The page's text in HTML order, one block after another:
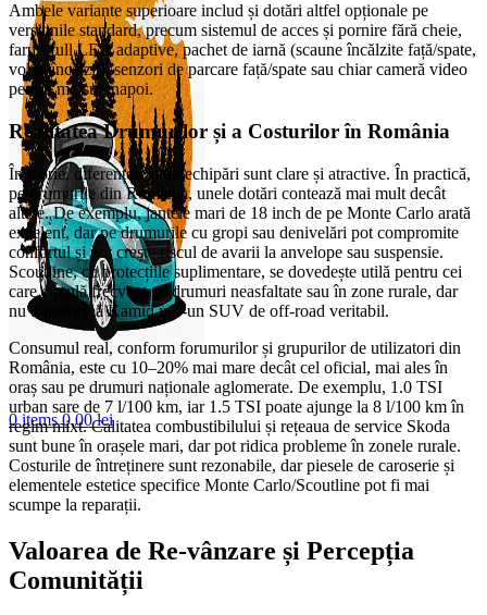
0items 0,00lei
Ambele variante superioare includ și dotări altfel opționale pe
versiunile standard, precum sistemul de acces și pornire fără cheie,
faruri full LED adaptive, pachet de iarnă (scaune încălzite față/spate,
volan încălzit), senzori de parcare față/spate sau chiar cameră video
pentru mersul înapoi.
Realitatea Drumurilor și a Costurilor în România
În teorie, diferențele între echipări sunt clare și atractive. În practică,
pe drumurile din România, unele dotări contează mai mult decât
altele. De exemplu, jantele mari de 18 inch de pe Monte Carlo arată
excelent, dar pe drumurile cu gropi sau denivelări pot compromite
confortul și pot crește riscul de avarii la anvelope sau suspensie.
Scoutline, cu protecțiile suplimentare, se dovedește utilă pentru cei
care circulă frecvent pe drumuri neasfaltate sau în zone rurale, dar
nu transformă Kamiq într-un SUV de off-road veritabil.
Consumul real, conform forumurilor și grupurilor de utilizatori din
România, este cu 10–20% mai mare decât cel oficial, mai ales în
oraș sau pe drumuri naționale aglomerate. De exemplu, 1.0 TSI
urban sare de 7 l/100 km, iar 1.5 TSI poate ajunge la 8 l/100 km în
regim mixt. Calitatea combustibilului și rețeaua de service Skoda
sunt bune în orașele mari, dar pot ridica probleme în zonele rurale.
Costurile de întreținere sunt rezonabile, dar piesele de caroserie și
elementele estetice specifice Monte Carlo/Scoutline pot fi mai
scumpe la reparații.
Valoarea de Re-vânzare și Percepția
Comunității